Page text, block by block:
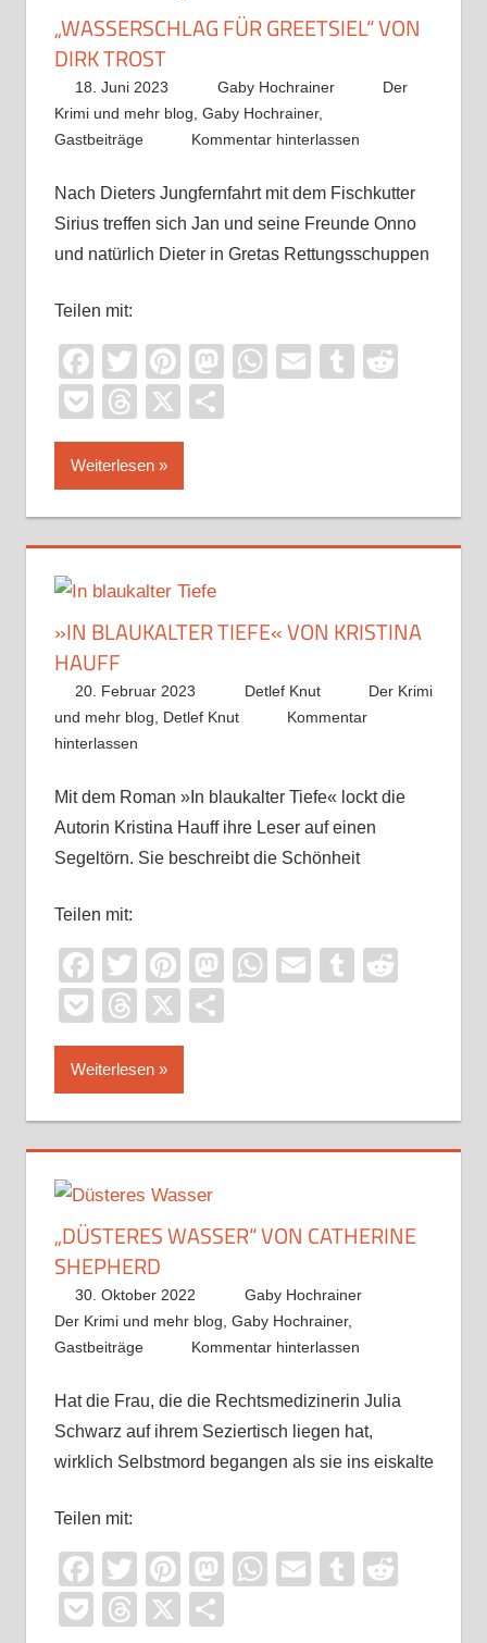
„WASSERSCHLAG FÜR GREETSIEL“ VON
DIRK TROST
18. Juni 2023 Gaby Hochrainer
Der
Krimi und mehr blog Gaby Hochrainer,
Gastbeiträge
Kommentar hinterlassen
Nach Dieters Jungfernfahrt mit dem Fischkutter
Sirius treffen sich Jan und seine Freunde Onno
und natürlich Dieter in Gretas Rettungsschuppen
Teilen mit:
Facebook
TwitterPinterest
Mastodon
WhatsApp
EmailTumblr
PocketThreads
X
Weiterlesen
»IN BLAUKALTER TIEFE« VON KRISTINA
HAUFF
20. Februar 2023 Detlef Knut
Der Krimi
und mehr blog
Detlef Knut
Kommentar
hinterlassen
Mit dem Roman »In blaukalter Tiefe« lockt die
Autorin Kristina Hauff ihre Leser auf einen
Segeltörn. Sie beschreibt die Schönheit
Teilen mit:
Facebook
TwitterPinterest
Mastodon
WhatsApp
EmailTumblr
PocketThreads
X
Weiterlesen
„DÜSTERES WASSER“ VON CATHERINE
SHEPHERD
30. Oktober 2022
Gaby Hochrainer
Der Krimi und mehr blog Gaby Hochrainer,
Gastbeiträge
Kommentar hinterlassen
Hat die Frau, die die Rechtsmedizinerin Julia
Schwarz auf ihrem Seziertisch liegen hat,
wirklich Selbstmord begangen als sie ins eiskalte
Teilen mit:
Facebook
TwitterPinterest
Mastodon
WhatsApp
EmailTumblr
PocketThreads
X